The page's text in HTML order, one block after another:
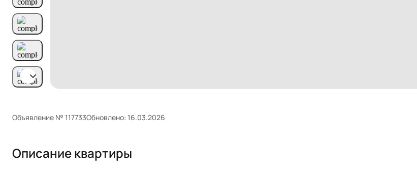
Объявление № 117733Обновлено: 16.03.2026
Описание квартиры